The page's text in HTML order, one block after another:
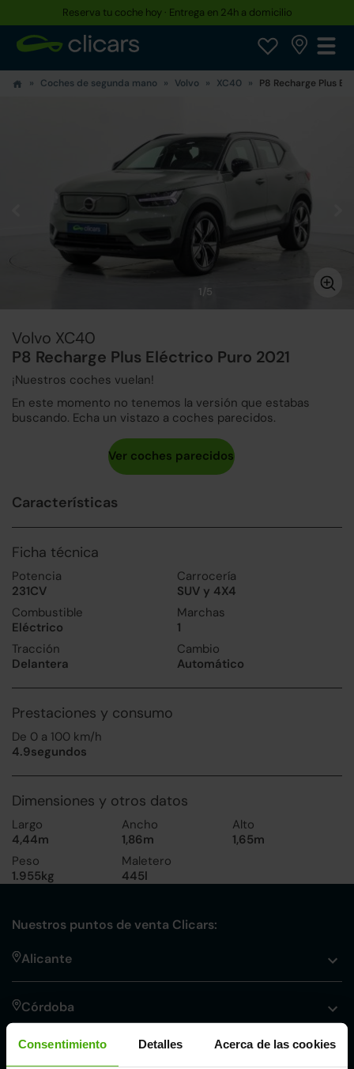
Consentimiento Detalles Acerca de las cookies
Reserva tu coche hoy · Entrega en 24h a domicilio
Coches de segunda mano Volvo XC40 P8 Recharge Plus
1/5
Volvo XC40
P8 Recharge Plus Eléctrico Puro 2021
¡Nuestros coches vuelan!
En este momento no tenemos la versión que estabas
buscando. Echa un vistazo a coches parecidos.
Características
Ficha técnica
Potencia
231CV
Carrocería
SUV y 4X4
Combustible
Eléctrico
Marchas
1
Tracción
Delantera
Cambio
Automático
Prestaciones y consumo
De 0 a 100 km/h
4.9segundos
Dimensiones y otros datos
Largo
4,44m
Ancho
1,86m
Alto
1,65m
Peso
1.955kg
Maletero
445l
Nuestros puntos de venta Clicars:
Alicante
Córdoba